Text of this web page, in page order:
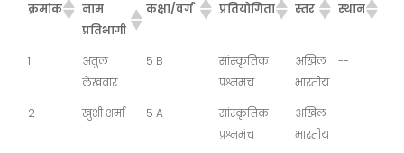
क्रमांक
नाम
प्रतिभागी
कक्षा/वर्ग प्रतियोगिता स्तर स्थान
1
अतुल
लेखवार
5 B
सांस्कृतिक
प्रश्नमंच
अखिल
भारतीय
--
2 खुशी शर्मा 5 A
सांस्कृतिक
प्रश्नमंच
अखिल
भारतीय
--